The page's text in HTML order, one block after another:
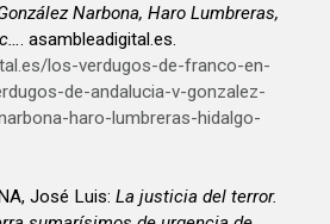
Narbona, Haro Lumbreras,
. asambleadigital.es.
los-verdugos-de-franco-en-
de-andalucia-v-gonzalez-
haro-lumbreras-hidalgo-
José Luis:La justicia del terror.